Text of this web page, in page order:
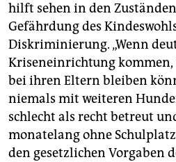
hilft sehen in den
Gefährdung des
Diskriminierung. „Wenn
Kriseneinrichtung
bei ihren Eltern bleiben
niemals mit weiteren
schlecht als recht betreut
monatelang ohne
den gesetzlichen Vorgaben